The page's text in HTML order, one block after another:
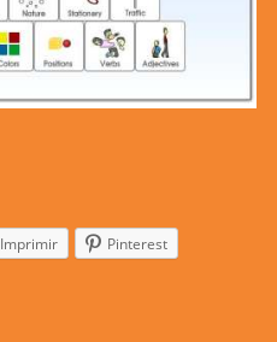
Imprimir Pinterest